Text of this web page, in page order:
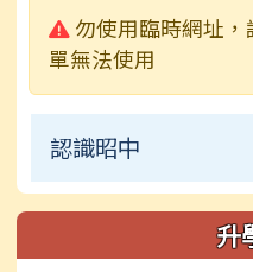
警告:
勿使用臨時網址
單無法使用
認識昭中
升